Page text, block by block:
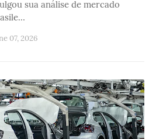
sua análise de mercado
07, 2026